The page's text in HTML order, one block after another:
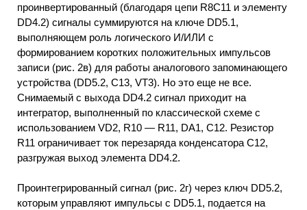
проинвертированный (благодаря цепи R8C11 и элементу
DD4.2) сигналы суммируются на ключе DD5.1,
выполняющем роль логического И/ИЛИ с
формированием коротких положительных импульсов
записи (рис. 2в) для работы аналогового запоминающего
устройства (DD5.2, С13, VT3). Но это еще не все.
Снимаемый с выхода DD4.2 сигнал приходит на
интегратор, выполненный по классической схеме с
использованием VD2, R10 — R11, DA1, C12. Резистор
R11 ограничивает ток перезаряда конденсатора С12,
разгружая выход элемента DD4.2.
Проинтегрированный сигнал (рис. 2г) через ключ DD5.2,
которым управляют импульсы с DD5.1, подается на